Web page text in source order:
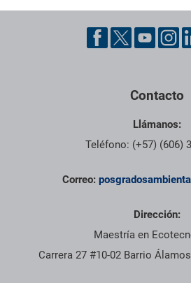
Pie de página con información de
Contacto
Llámanos:
Teléfono: (+57) (606)
Correo:
Dirección:
Maestría en
Carrera 27 #10-02 Barrio